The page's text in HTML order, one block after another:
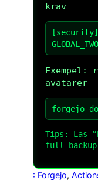
krav
[security]
Exempel:
avatarer
forgejo
Tips: Läs
full backup
: Forgejo,